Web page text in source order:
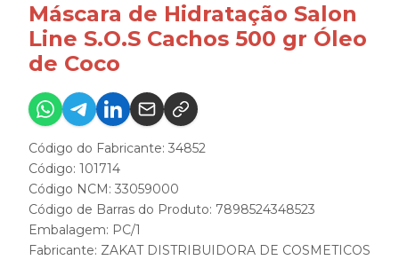
Máscara de Hidratação Salon
Line S.O.S Cachos 500 gr Óleo
de Coco
Código do Fabricante: 34852
Código: 101714
Código NCM: 33059000
Código de Barras do Produto: 7898524348523
Embalagem: PC/1
Fabricante: ZAKAT DISTRIBUIDORA DE COSMETICOS